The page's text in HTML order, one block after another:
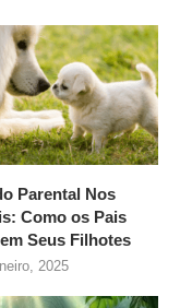
Parental Nos
Como os Pais
Seus Filhotes
2025